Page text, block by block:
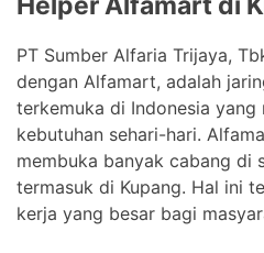
PT Sumber Alfaria Trijaya,
dengan Alfamart, adalah
terkemuka di Indonesia yang
kebutuhan sehari-hari.
membuka banyak cabang di
termasuk di Kupang. Hal ini
kerja yang besar bagi